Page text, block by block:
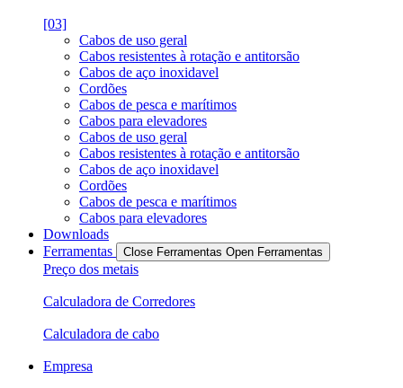
[03]
Cabos de uso geral
Cabos resistentes à rotação e antitorsão
Cabos de aço inoxidavel
Cordões
Cabos de pesca e marítimos
Cabos para elevadores
Cabos de uso geral
Cabos resistentes à rotação e antitorsão
Cabos de aço inoxidavel
Cordões
Cabos de pesca e marítimos
Cabos para elevadores
Downloads
Ferramentas
Close Ferramentas Open Ferramentas
Preço dos metais
Calculadora de Corredores
Calculadora de cabo
Empresa